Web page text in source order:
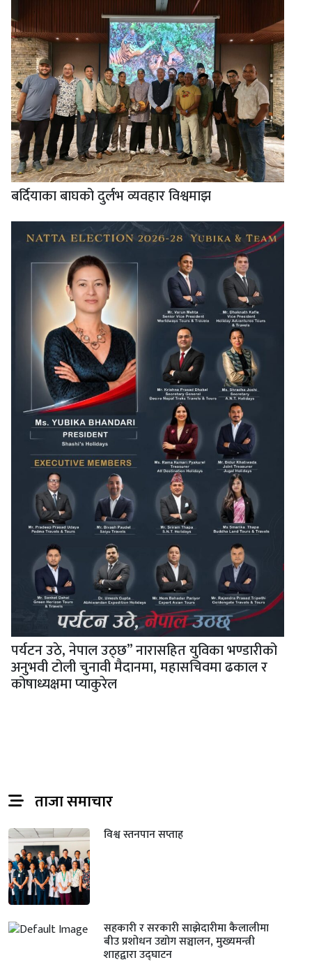
बर्दियाका बाघको दुर्लभ व्यवहार विश्वमाझ
पर्यटन उठे, नेपाल उठ्छ” नारासहित युविका भण्डारीको
अनुभवी टोली चुनावी मैदानमा, महासचिवमा ढकाल र
कोषाध्यक्षमा प्याकुरेल
ताजा समाचार
विश्व स्तनपान सप्ताह
सहकारी र सरकारी साझेदारीमा कैलालीमा
बीउ प्रशोधन उद्योग सञ्चालन, मुख्यमन्त्री
शाहद्वारा उद्घाटन